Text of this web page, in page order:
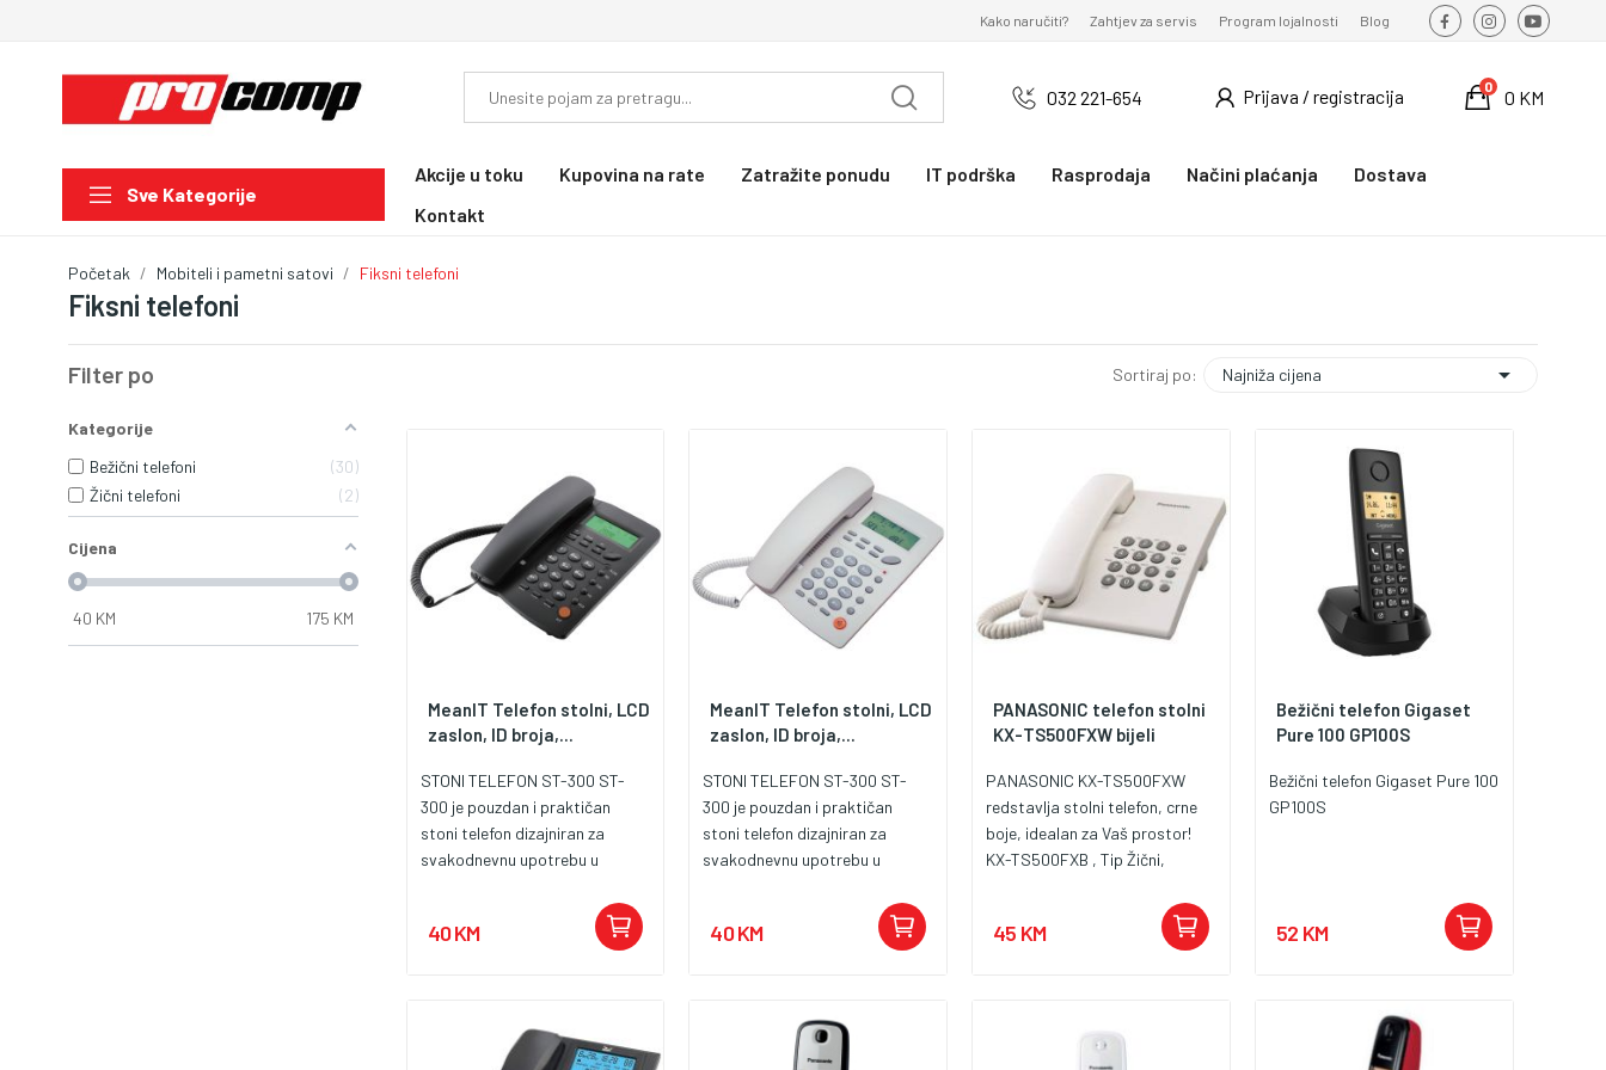
Kako naručiti? Zahtjev za servis Program lojalnosti Blog
032 221-654 Prijava / registracija 0 KM
0
Sve Kategorije
Akcije u toku Kupovina na rate Zatražite ponudu IT podrška Rasprodaja Načini plaćanja
Dostava
Kontakt
Fiksni telefoni
Početak Mobiteli i pametni satovi Fiksni telefoni
Filter po
Kategorije
Bežični telefoni
30
Žični telefoni
2
Cijena
40 KM 175 KM
Sortiraj po: Najniža cijena 
MeanIT Telefon stolni, LCD
zaslon, ID broja,...
STONI TELEFON ST-300 ST-
300 je pouzdan i praktičan
stoni telefon dizajniran za
svakodnevnu upotrebu u
Kombinuje jednostavan dizajn,
jasnu funkcionalnost i sve
prikaza broja, omogućavajući
40 KM
MeanIT Telefon stolni, LCD
zaslon, ID broja,...
STONI TELEFON ST-300 ST-
300 je pouzdan i praktičan
stoni telefon dizajniran za
svakodnevnu upotrebu u
Kombinuje jednostavan dizajn,
jasnu funkcionalnost i sve
podržava FSK/DTMF sistem
prikaza broja, omogućavajući
40 KM
PANASONIC telefon stolni
KX-TS500FXW bijeli
PANASONIC KX-TS500FXW
redstavlja stolni telefon, crne
boje, idealan za Vaš prostor!
KX-TS500FXB , Tip Žični,
45 KM
Bežični telefon Gigaset
Pure 100 GP100S
Bežični telefon Gigaset Pure 100
GP100S
52 KM